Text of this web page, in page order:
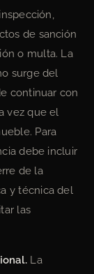
de sanción
o multa. La
surge del
continuar con
vez que el
Para
debe incluir
de la
y técnica del
las
La